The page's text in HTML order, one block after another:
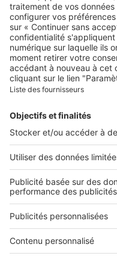
Qui sommes-nous ?
Contacter le service client
Nous rejoindre
Presse
Nos applications
Découvrez nos applications